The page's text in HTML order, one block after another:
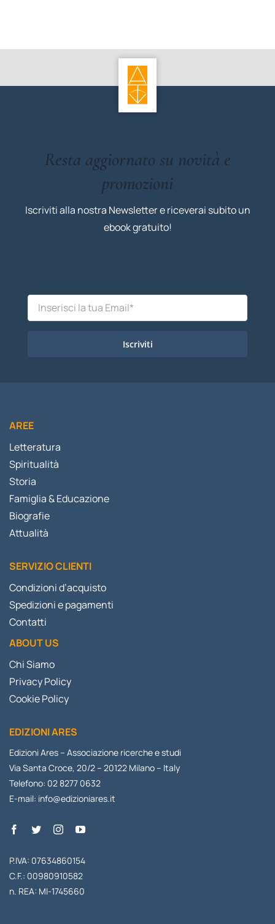
Resta aggiornato su novità e
promozioni
Iscriviti alla nostra Newsletter e riceverai subito un
ebook gratuito!
Iscriviti
AREE
Letteratura
Spiritualità
Storia
Famiglia & Educazione
Biografie
Attualità
SERVIZIO CLIENTI
Condizioni d’acquisto
Spedizioni e pagamenti
Contatti
ABOUT US
Chi Siamo
Privacy Policy
Cookie Policy
EDIZIONI ARES
Edizioni Ares – Associazione ricerche e studi
Via Santa Croce, 20/2 – 20122 Milano – Italy
Telefono: 02 8277 0632
E-mail: info@edizioniares.it
P.IVA: 07634860154
C.F.: 00980910582
n. REA: MI-1745660